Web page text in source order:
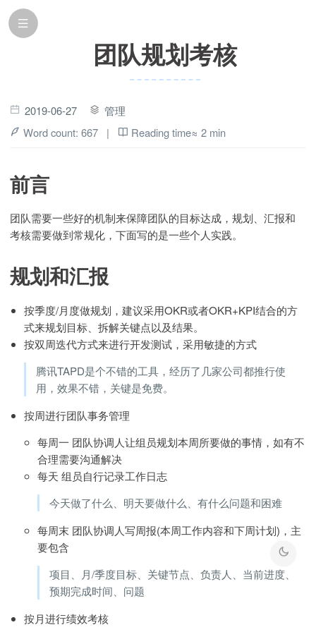
团队规划考核
2019-06-27
管理
Word count: 667 | Reading time≈ 2 min
前言
团队需要一些好的机制来保障团队的目标达成，规划、汇报和
考核需要做到常规化，下面写的是一些个人实践。
规划和汇报
按季度/月度做规划，建议采用OKR或者OKR+KPI结合的方
式来规划目标、拆解关键点以及结果。
按双周迭代方式来进行开发测试，采用敏捷的方式
腾讯TAPD是个不错的工具，经历了几家公司都推行使
用，效果不错，关键是免费。
按周进行团队事务管理
每周一 团队协调人让组员规划本周所要做的事情，如有不
合理需要沟通解决
每天 组员自行记录工作日志
今天做了什么、明天要做什么、有什么问题和困难
每周末 团队协调人写周报(本周工作内容和下周计划)，主
要包含
项目、月/季度目标、关键节点、负责人、当前进度、
预期完成时间、问题
按月进行绩效考核